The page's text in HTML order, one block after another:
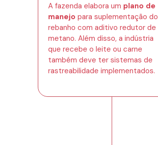
A fazenda elabora um plano de
manejo para suplementação do
rebanho com aditivo redutor de
metano. Além disso, a indústria
que recebe o leite ou carne
também deve ter sistemas de
rastreabilidade implementados.